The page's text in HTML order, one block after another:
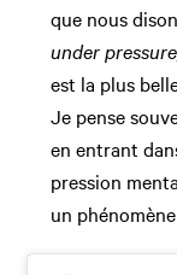
que nous
under
est la plus
Je pense
en entrant
pression
un